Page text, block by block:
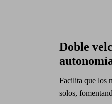
Doble
Facilita que los
solos,